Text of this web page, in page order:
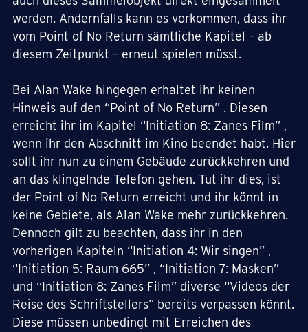
werden. Andernfalls kann es vorkommen, dass ihr
vom Point of No Return sämtliche Kapitel – ab
diesem Zeitpunkt – erneut spielen müsst.
Bei Alan Wake hingegen erhaltet ihr keinen
Hinweis auf den “Point of No Return” . Diesen
erreicht ihr im Kapitel “Initiation 8: Zanes Film” ,
wenn ihr den Abschnitt im Kino beendet habt. Hier
sollt ihr nun zu einem Gebäude zurückkehren und
an das klingelnde Telefon gehen. Tut ihr dies, ist
der Point of No Return erreicht und ihr könnt in
keine Gebiete, als Alan Wake mehr zurückkehren.
Dennoch gilt zu beachten, dass ihr in den
vorherigen Kapiteln “Initiation 4: Wir singen” ,
“Initiation 5: Raum 665” , “Initiation 7: Masken”
und “Initiation 8: Zanes Film” diverse “Videos der
Reise des Schriftstellers” bereits verpassen könnt.
Diese müssen unbedingt mit Erreichen des